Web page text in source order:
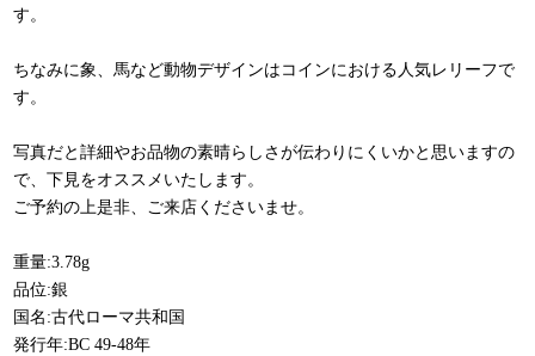
す。
ちなみに象、馬など動物デザインはコインにおける人気レリーフで
す。
写真だと詳細やお品物の素晴らしさが伝わりにくいかと思いますの
で、下見をオススメいたします。
ご予約の上是非、ご来店くださいませ。
重量:3.78g
品位:銀
国名:古代ローマ共和国
発行年:BC 49-48年